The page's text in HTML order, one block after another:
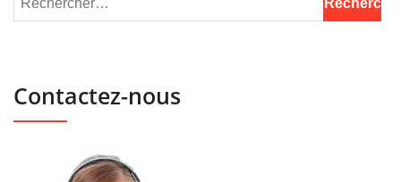
Contactez-nous